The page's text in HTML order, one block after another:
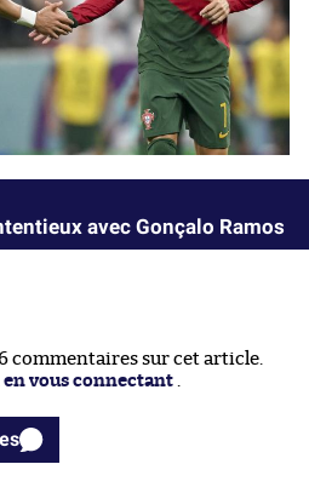
avec Gonçalo Ramos
commentaires sur cet article.
en vous connectant .